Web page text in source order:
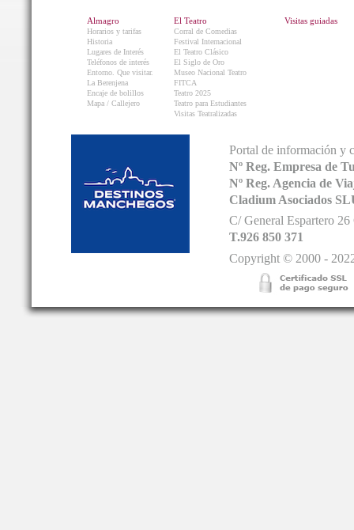
Almagro
Horarios y tarifas
Historia
Lugares de Interés
Teléfonos de interés
Entorno. Que visitar.
La Berenjena
Encaje de bolillos
Mapa / Callejero
El Teatro
Corral de Comedias
Festival Internacional
El Teatro Clásico
El Siglo de Oro
Museo Nacional Teatro
FITCA
Teatro 2025
Teatro para Estudiantes
Visitas Teatralizadas
Visitas guiadas
Portal de información y
Nº Reg. Empresa de
Nº Reg. Agencia de
Cladium Asociados
C/ General Espartero
T.926 850 371
Copyright © 2000 -